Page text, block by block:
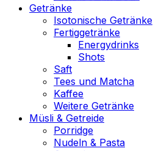
Getränke
Isotonische Getränke
Fertiggetränke
Energydrinks
Shots
Saft
Tees und Matcha
Kaffee
Weitere Getränke
Müsli & Getreide
Porridge
Nudeln & Pasta